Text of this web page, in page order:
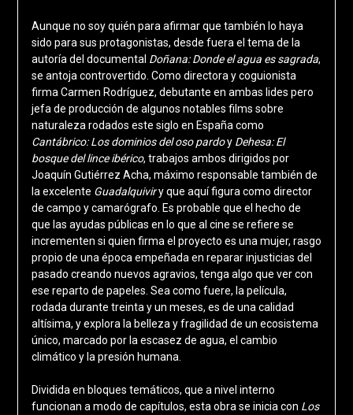
Aunque no soy quién para afirmar que también lo haya
sido para sus protagonistas, desde fuera el tema de la
autoría del documental Doñana: Donde el agua es sagrada,
se antoja controvertido. Como directora y coguionista
firma Carmen Rodríguez, debutante en ambas lides pero
jefa de producción de algunos notables films sobre
naturaleza rodados este siglo en España como
Cantábrico: Los dominios del oso pardoy Dehesa: El
bosque del lince ibérico, trabajos ambos dirigidos por
Joaquín Gutiérrez Acha, máximo responsable también de
la excelente Guadalquiviry que aquí figura como director
de campo y camarógrafo. Es probable que el hecho de
que las ayudas públicas en lo que al cine se refiere se
incrementen si quien firma el proyecto es una mujer, rasgo
propio de una época empeñada en reparar injusticias del
pasado creando nuevos agravios, tenga algo que ver con
ese reparto de papeles. Sea como fuere, la película,
rodada durante treinta y un meses, es de una calidad
altísima, y explora la belleza y fragilidad de un ecosistema
único, marcado por la escasez de agua, el cambio
climático y la presión humana.
Dividida en bloques temáticos, que a nivel interno
funcionan a modo de capítulos, esta obra se inicia con Los